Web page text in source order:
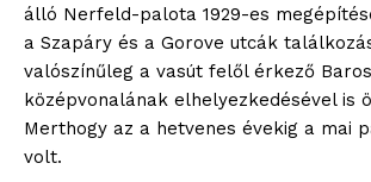
álló Nerfeld-palota 1929-es
a Szapáry és a Gorove utcák
valószínűleg a vasút felől érkező
középvonalának elhelyezkedésével is
Merthogy az a hetvenes évekig a mai
volt.